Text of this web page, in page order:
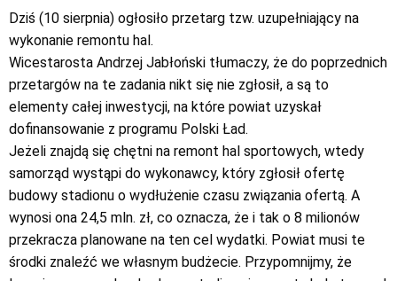
Dziś (10 sierpnia) ogłosiło przetarg tzw. uzupełniający na
wykonanie remontu hal.
Wicestarosta Andrzej Jabłoński tłumaczy, że do poprzednich
przetargów na te zadania nikt się nie zgłosił, a są to
elementy całej inwestycji, na które powiat uzyskał
dofinansowanie z programu Polski Ład.
Jeżeli znajdą się chętni na remont hal sportowych, wtedy
samorząd wystąpi do wykonawcy, który zgłosił ofertę
budowy stadionu o wydłużenie czasu związania ofertą. A
wynosi ona 24,5 mln. zł, co oznacza, że i tak o 8 milionów
przekracza planowane na ten cel wydatki. Powiat musi te
środki znaleźć we własnym budżecie. Przypomnijmy, że